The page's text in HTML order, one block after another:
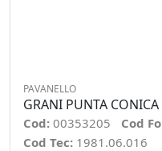
PAVANELLO
GRANI PUNTA
Cod: 00353205 Cod
Cod Tec: 1981.06.016